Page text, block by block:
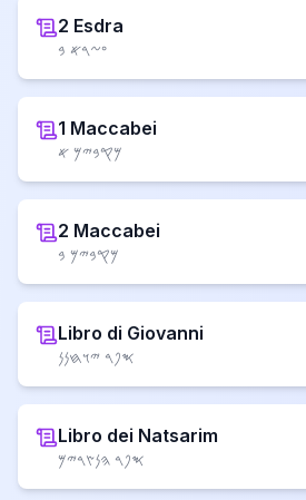
2 Esdra
𐤏𐤆𐤓𐤀 𐤁
1 Maccabei
𐤌𐤒𐤁𐤉𐤌 𐤀
2 Maccabei
𐤌𐤒𐤁𐤉𐤌 𐤁
Libro di Giovanni
𐤎𐤐𐤓 𐤉𐤅𐤇𐤍𐤍
Libro dei Natsarim
𐤎𐤐𐤓 𐤄𐤍𐤑𐤓𐤉𐤌